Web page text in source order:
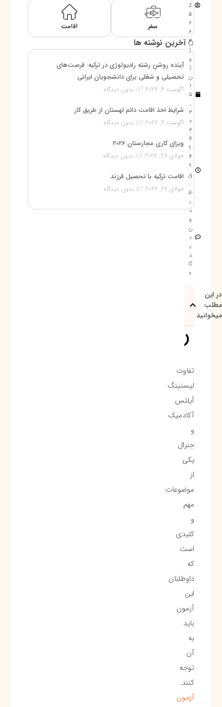
z
a
6
6
3
ژ
و
ئ
ن
1
5
,
2
0
2
4
9:
4
9
ق
.
ظ
ب
د
و
ن
د
ی
د
گا
ه
در این
مطلب
میخوانید
تفاوت
لیسنینگ
آیلتس
آکادمیک
و
جنرال
یکی
از
موضوعات
مهم
و
کلیدی
است
که
داوطلبان
این
آزمون
باید
به
آن
توجه
کنند.
آزمون
سفر اقامت
آخرین نوشته ها
آینده روشن رشته رادیولوژی در ترکیه: فرصت‌های
تحصیلی و شغلی برای دانشجویان ایرانی
آگوست 4, 2026 بدون دیدگاه
شرایط اخذ اقامت دائم لهستان از طریق کار
آگوست 2, 2026 بدون دیدگاه
ویزای کاری مجارستان 2026
جولای 28, 2026 بدون دیدگاه
اقامت ترکیه با تحصیل فرزند
جولای 26, 2026 بدون دیدگاه